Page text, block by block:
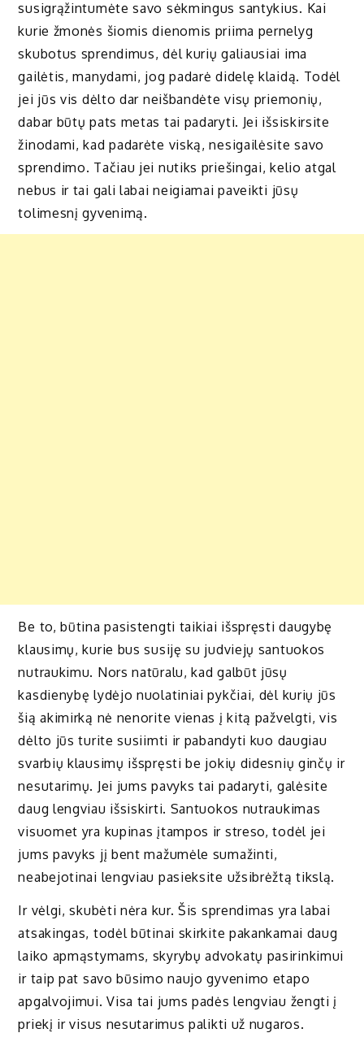
susigrąžintumėte savo sėkmingus santykius. Kai
kurie žmonės šiomis dienomis priima pernelyg
skubotus sprendimus, dėl kurių galiausiai ima
gailėtis, manydami, jog padarė didelę klaidą. Todėl
jei jūs vis dėlto dar neišbandėte visų priemonių,
dabar būtų pats metas tai padaryti. Jei išsiskirsite
žinodami, kad padarėte viską, nesigailėsite savo
sprendimo. Tačiau jei nutiks priešingai, kelio atgal
nebus ir tai gali labai neigiamai paveikti jūsų
tolimesnį gyvenimą.
Be to, būtina pasistengti taikiai išspręsti daugybę
klausimų, kurie bus susiję su judviejų santuokos
nutraukimu. Nors natūralu, kad galbūt jūsų
kasdienybę lydėjo nuolatiniai pykčiai, dėl kurių jūs
šią akimirką nė nenorite vienas į kitą pažvelgti, vis
dėlto jūs turite susiimti ir pabandyti kuo daugiau
svarbių klausimų išspręsti be jokių didesnių ginčų ir
nesutarimų. Jei jums pavyks tai padaryti, galėsite
daug lengviau išsiskirti. Santuokos nutraukimas
visuomet yra kupinas įtampos ir streso, todėl jei
jums pavyks jį bent mažumėle sumažinti,
neabejotinai lengviau pasieksite užsibrėžtą tikslą.
Ir vėlgi, skubėti nėra kur. Šis sprendimas yra labai
atsakingas, todėl būtinai skirkite pakankamai daug
laiko apmąstymams, skyrybų advokatų pasirinkimui
ir taip pat savo būsimo naujo gyvenimo etapo
apgalvojimui. Visa tai jums padės lengviau žengti į
priekį ir visus nesutarimus palikti už nugaros.